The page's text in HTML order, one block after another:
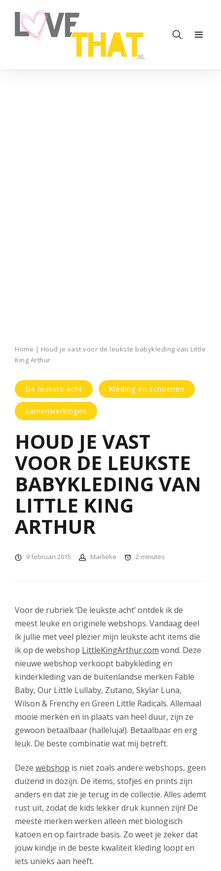
Home | Houd je vast voor de leukste babykleding van Little
King Arthur
De leukste acht Kleding en schoenen
Samenwerkingen
HOUD JE VAST
VOOR DE LEUKSTE
BABYKLEDING VAN
LITTLE KING
ARTHUR
9 februari 2015 Marlieke 2 minutes
Voor de rubriek ‘De leukste acht’ ontdek ik de
meest leuke en originele webshops. Vandaag deel
ik jullie met veel plezier mijn leukste acht items die
ik op de webshop LittleKingArthur.com vond. Deze
nieuwe webshop verkoopt babykleding en
kinderkleding van de buitenlandse merken Fable
Baby, Our Little Lullaby, Zutano, Skylar Luna,
Wilson & Frenchy en Green Little Radicals. Allemaal
mooie merken en in plaats van heel duur, zijn ze
gewoon betaalbaar (halleluja!). Betaalbaar en erg
leuk. De beste combinatie wat mij betreft.
Deze webshop is niet zoals andere webshops, geen
duizend in dozijn. De items, stofjes en prints zijn
anders en dat zie je terug in de collectie. Alles ademt
rust uit, zodat de kids lekker druk kunnen zijn! De
meeste merken werken alleen met biologisch
katoen en op fairtrade basis. Zo weet je zeker dat
jouw kindje in de beste kwaliteit kleding loopt en
iets unieks aan heeft.